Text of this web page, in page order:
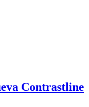
Contrastline